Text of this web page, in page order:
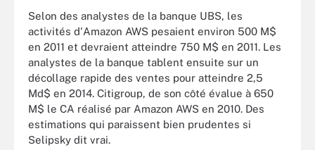
Selon des analystes de la banque UBS, les
activités d'Amazon AWS pesaient environ 500 M$
en 2011 et devraient atteindre 750 M$ en 2011. Les
analystes de la banque tablent ensuite sur un
décollage rapide des ventes pour atteindre 2,5
Md$ en 2014. Citigroup, de son côté évalue à 650
M$ le CA réalisé par Amazon AWS en 2010. Des
estimations qui paraissent bien prudentes si
Selipsky dit vrai.